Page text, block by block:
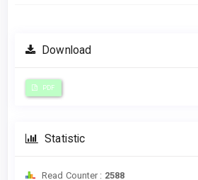
Download
PDF
Statistic
Read Counter : 2588